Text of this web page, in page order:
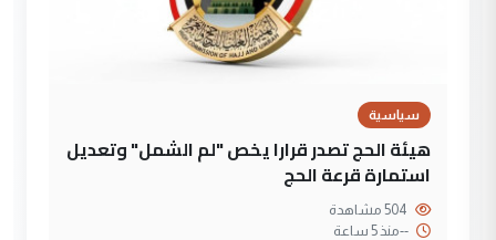
سياسية
هيئة الحج تصدر قرارا يخص "لم الشمل" وتعديل
استمارة قرعة الحج
--منذ 5 ساعة